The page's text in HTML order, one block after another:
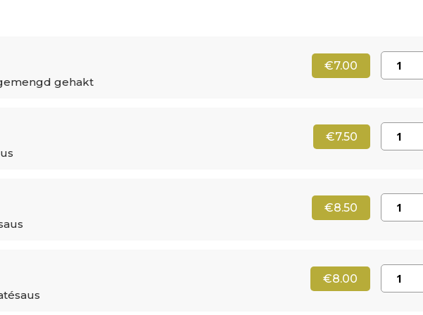
gehakt
Quantity
€7.00
Quantity
€7.50
Quantity
€8.50
Quantity
€8.00